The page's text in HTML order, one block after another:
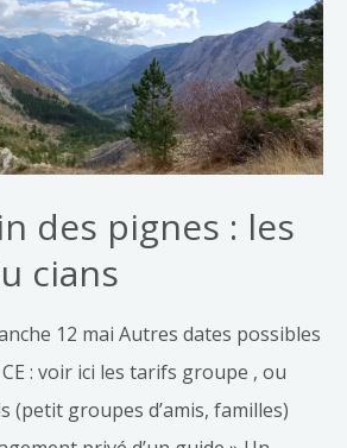
des pignes : les
cians
12 mai Autres dates possibles
: voir ici les tarifs groupe , ou
(petit groupes d’amis, familles)